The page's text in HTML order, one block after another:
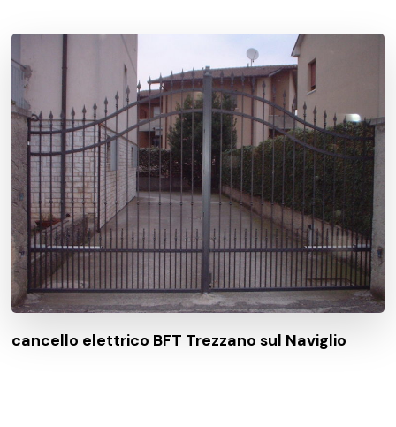
cancello elettrico BFT Trezzano sul Naviglio